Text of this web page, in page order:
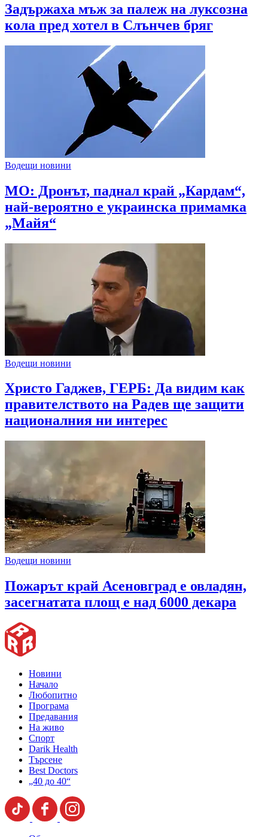
Задържаха мъж за палеж на луксозна
кола пред хотел в Слънчев бряг
Водещи новини
МО: Дронът, паднал край „Кардам“,
най-вероятно е украинска примамка
„Майя“
Водещи новини
Христо Гаджев, ГЕРБ: Да видим как
правителството на Радев ще защити
националния ни интерес
Водещи новини
Пожарът край Асеновград е овладян,
засегнатата площ е над 6000 декара
Новини
Начало
Любопитно
Програма
Предавания
На живо
Спорт
Darik Health
Търсене
Best Doctors
„40 до 40“